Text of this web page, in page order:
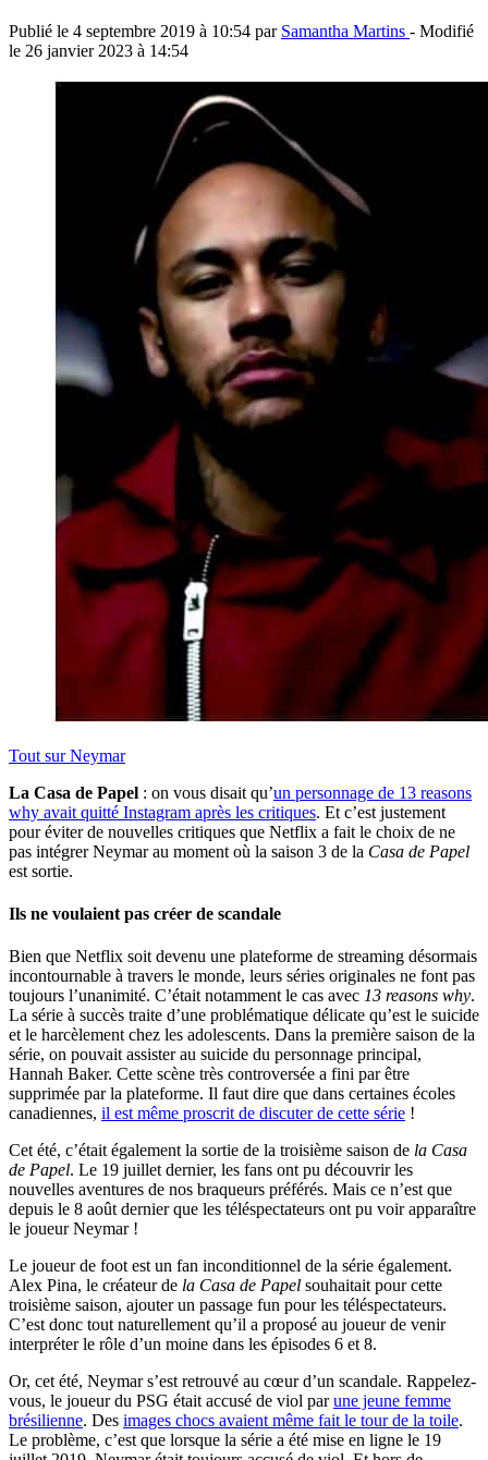
Publié le 4 septembre 2019 à 10:54 par Samantha Martins - Modifié
le 26 janvier 2023 à 14:54
Tout surNeymar
La Casa de Papel : on vous disait qu’un personnage de 13 reasons
why avait quitté Instagram après les critiques. Et c’est justement
pour éviter de nouvelles critiques que Netflix a fait le choix de ne
pas intégrer Neymar au moment où la saison 3 de la Casa de Papel
est sortie.
Ils ne voulaient pas créer de scandale
Bien que Netflix soit devenu une plateforme de streaming désormais
incontournable à travers le monde, leurs séries originales ne font pas
toujours l’unanimité. C’était notamment le cas avec 13 reasons why.
La série à succès traite d’une problématique délicate qu’est le suicide
et le harcèlement chez les adolescents. Dans la première saison de la
série, on pouvait assister au suicide du personnage principal,
Hannah Baker. Cette scène très controversée a fini par être
supprimée par la plateforme. Il faut dire que dans certaines écoles
canadiennes, il est même proscrit de discuter de cette série !
Cet été, c’était également la sortie de la troisième saison de la Casa
de Papel. Le 19 juillet dernier, les fans ont pu découvrir les
nouvelles aventures de nos braqueurs préférés. Mais ce n’est que
depuis le 8 août dernier que les téléspectateurs ont pu voir apparaître
le joueur Neymar !
Le joueur de foot est un fan inconditionnel de la série également.
Alex Pina, le créateur de la Casa de Papel souhaitait pour cette
troisième saison, ajouter un passage fun pour les téléspectateurs.
C’est donc tout naturellement qu’il a proposé au joueur de venir
interpréter le rôle d’un moine dans les épisodes 6 et 8.
Or, cet été, Neymar s’est retrouvé au cœur d’un scandale. Rappelez-
vous, le joueur du PSG était accusé de viol parune jeune femme
brésilienne. Des images chocs avaient même fait le tour de la toile.
Le problème, c’est que lorsque la série a été mise en ligne le 19